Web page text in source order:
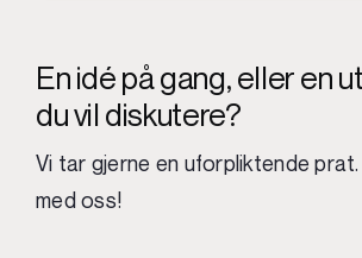
En idé på gang, eller en
du vil diskutere?
Vi tar gjerne en uforpliktende
med oss!